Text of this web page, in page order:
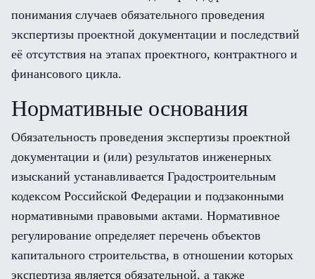
понимания случаев обязательного проведения
экспертизы проектной документации и последствий
её отсутствия на этапах проектного, контрактного и
финансового цикла.
Нормативные основания
Обязательность проведения экспертизы проектной
документации и (или) результатов инженерных
изысканий устанавливается Градостроительным
кодексом Российской Федерации и подзаконными
нормативными правовыми актами. Нормативное
регулирование определяет перечень объектов
капитального строительства, в отношении которых
экспертиза является обязательной, а также